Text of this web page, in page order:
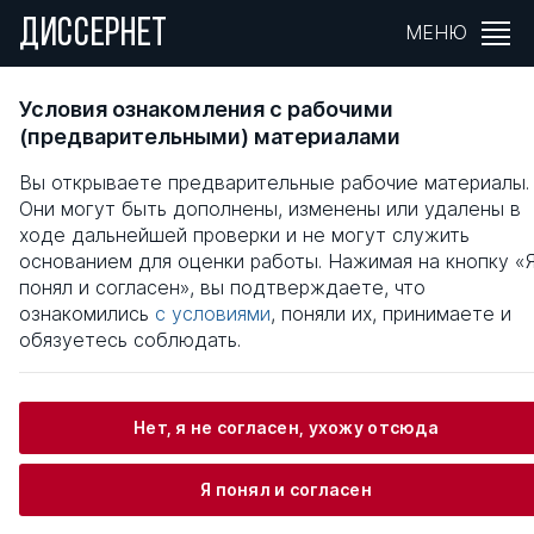
ДИССЕРНЕТ МЕНЮ
РЕСУРСОСБЕРЕГАЮЩЕЕ
ПРОИЗВОДСТВЕННО-ТЕХНОЛОГИЧЕСКОЕ
ПРОЦЕССОВ В РАСТЕНИЕВОДСТВЕ (на
материалах Кабардино-Балкарской
Республики)
Общая информация
Дзуганов Вячеслав Барасбиевич
Информация о защите
Условия ознакомления с рабочими
(предварительными) материалами
Вы открываете предварительные рабочие материалы.
Они могут быть дополнены, изменены или удалены в
ходе дальнейшей проверки и не могут служить
основанием для оценки работы. Нажимая на кнопку
понял и согласен», вы подтверждаете, что
ознакомились с условиями, поняли их, принимаете и
обязуетесь соблюдать.
Я понял и согласен
Нет, я не согласен, ухожу отсюда